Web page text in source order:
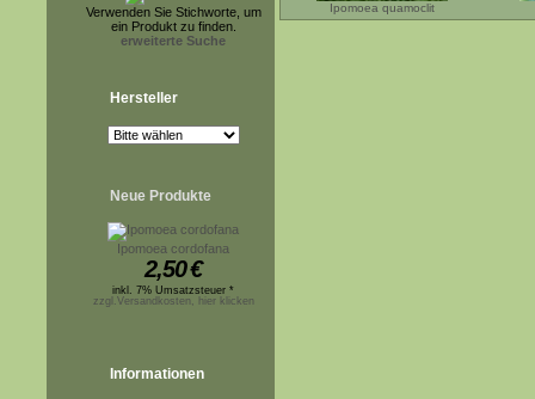
Verwenden Sie Stichworte, um
ein Produkt zu finden.
erweiterte Suche
Hersteller
Neue Produkte
Ipomoea cordofana
2,50€
inkl. 7% Umsatzsteuer *
zzgl.Versandkosten, hier klicken
Informationen
Ipomoea quamoclit